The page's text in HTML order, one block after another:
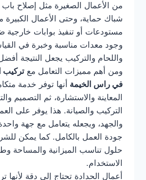
من الأعمال الصغيرة مثل إصلاح باب
شباك حماية، وحتى الأعمال الكبيرة
مستودعات أو تنفيذ بوابات
وجود معدات مناسبة وخبرة في
واللحام والتركيب يجعل النتيجة
ومن أهم مميزات التعامل مع تركيب
في راس الخيمة أنها توفر خدمة
المعاينة والاستشارة، ثم التصميم
التركيب والصيانة. هذا يوفر على
والجهد، ويجعله يتعامل مع جهة
جودة العمل بالكامل. كما يمكن
حلول تناسب الميزانية والمساحة
الاستخدام.
أعمال الحدادة تحتاج إلى دقة لأنها